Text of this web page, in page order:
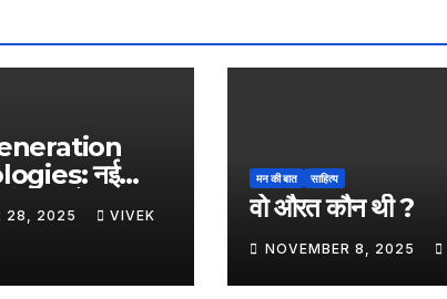
नई
नया
28, 2025 VIVEK
मन की बात साहित्य
वो औरत कौन थी ?
NOVEMBER 8, 2025